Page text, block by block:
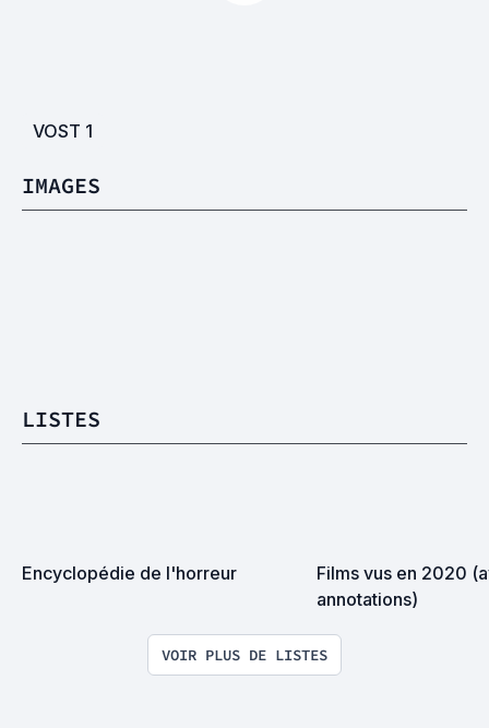
VOST 1
IMAGES
LISTES
Encyclopédie de l'horreur
Films vus en 2020
annotations)
VOIR PLUS DE LISTES